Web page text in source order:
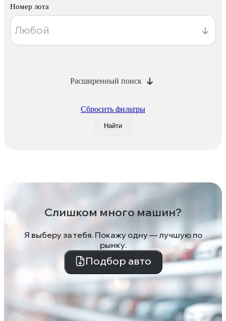
Номер лота
Расширенный поиск
Сбросить фильтры
Найти
Слишком много машин?
Я выберу за тебя. Покажу одну — лучшую по
рынку.
Подбор авто